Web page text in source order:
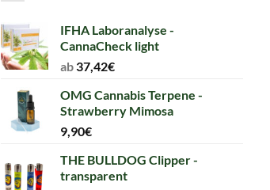
IFHA Laboranalyse -
CannaCheck light
ab 37,42€
OMG Cannabis Terpene -
Strawberry Mimosa
9,90€
THE BULLDOG Clipper -
transparent